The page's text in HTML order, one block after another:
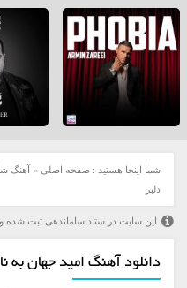
شما اینجا هستید : صفحه اصلی » آهنگ
دلبر
این سایت در ستاد ساماندهی ثبت شده و
دانلود آهنگ امید جهان به